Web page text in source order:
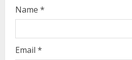
Name *
Email *